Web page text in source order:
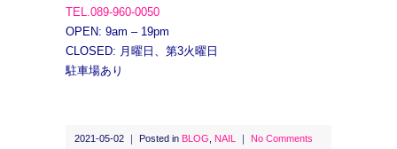
TEL.089-960-0050
OPEN: 9am – 19pm
CLOSED: 月曜日、第3火曜日
駐車場あり
2021-05-02 ｜ Posted in BLOG NAIL ｜ No Comments